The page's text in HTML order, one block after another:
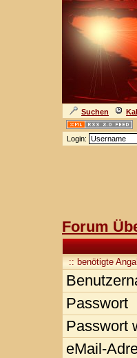
Suchen
Login:
Forum
:: benötigte
Passwort
Passwort
eMail-